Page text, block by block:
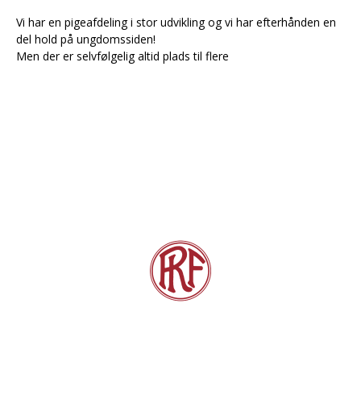
Vi har en pigeafdeling i stor udvikling og vi har efterhånden en
del hold på ungdomssiden!
Men der er selvfølgelig altid plads til flere